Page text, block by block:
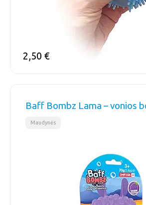
2,50 €
Baff Bombz Lama – vonios
Maudynės